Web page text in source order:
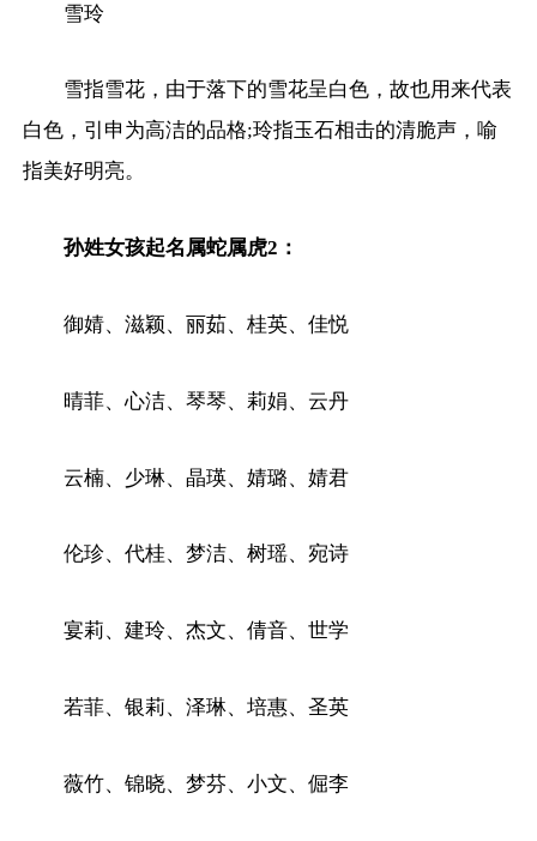
雪玲
雪指雪花，由于落下的雪花呈白色，故也用来代表
白色，引申为高洁的品格;玲指玉石相击的清脆声，喻
指美好明亮。
孙姓女孩起名属蛇属虎2：
御婧、滋颖、丽茹、桂英、佳悦
晴菲、心洁、琴琴、莉娟、云丹
云楠、少琳、晶瑛、婧璐、婧君
伦珍、代桂、梦洁、树瑶、宛诗
宴莉、建玲、杰文、倩音、世学
若菲、银莉、泽琳、培惠、圣英
薇竹、锦晓、梦芬、小文、倔李